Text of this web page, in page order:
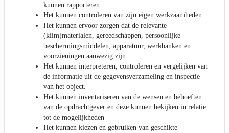
kunnen rapporteren
Het kunnen controleren van zijn eigen werkzaamheden
Het kunnen ervoor zorgen dat de relevante
(klim)materialen, gereedschappen, persoonlijke
beschermingsmiddelen, apparatuur, werkbanken en
voorzieningen aanwezig zijn
Het kunnen interpreteren, controleren en vergelijken van
de informatie uit de gegevensverzameling en inspectie
van het object.
Het kunnen inventariseren van de wensen en behoeften
van de opdrachtgever en deze kunnen bekijken in relatie
tot de mogelijkheden
Het kunnen kiezen en gebruiken van geschikte